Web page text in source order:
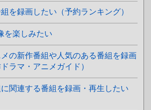
を録画したい（予約ランキング）
を楽しみたい
メの新作番組や人気のある番組を録画
ラマ・アニメガイド）
関連する番組を録画・再生したい